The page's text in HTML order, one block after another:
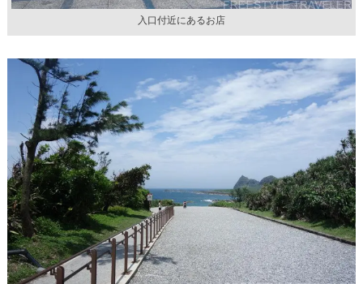
入口付近にあるお店